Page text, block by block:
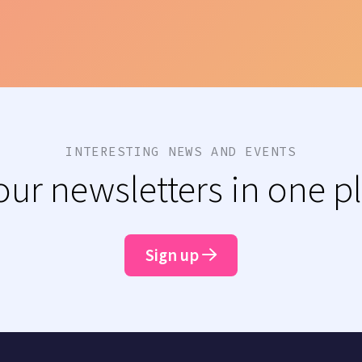
INTERESTING NEWS AND EVENTS
newsletters in one
Sign up